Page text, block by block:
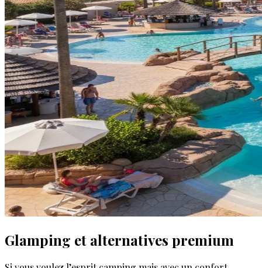
Glamping et alternatives premium